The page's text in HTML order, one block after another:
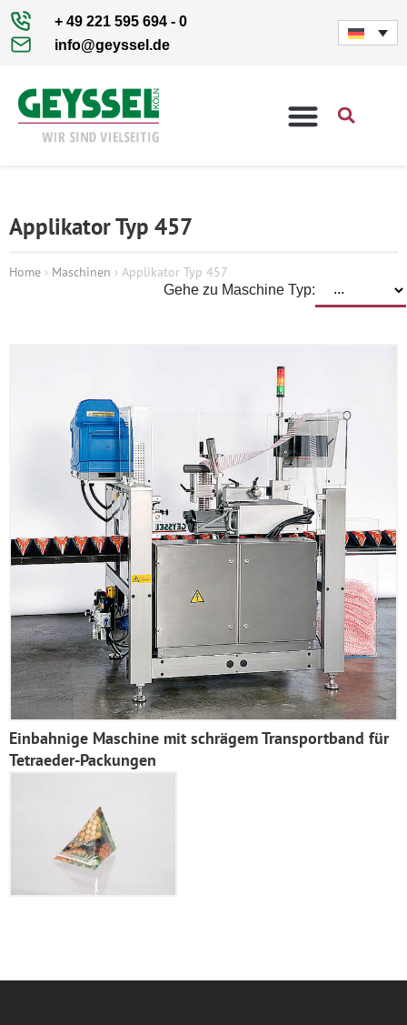
+ 49 221 595 694 - 0
info@geyssel.de
Applikator Typ 457
Home › Maschinen › Applikator Typ 457
Gehe zu Maschine Typ:
Einbahnige Maschine mit schrägem Transportband für
Tetraeder-Packungen